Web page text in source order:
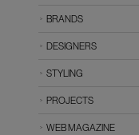
BRANDS
DESIGNERS
STYLING
PROJECTS
WEB MAGAZINE